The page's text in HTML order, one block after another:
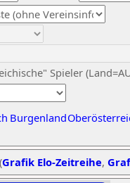
Spieler
Burgenland
Grafik Elo-Zeitreihe,